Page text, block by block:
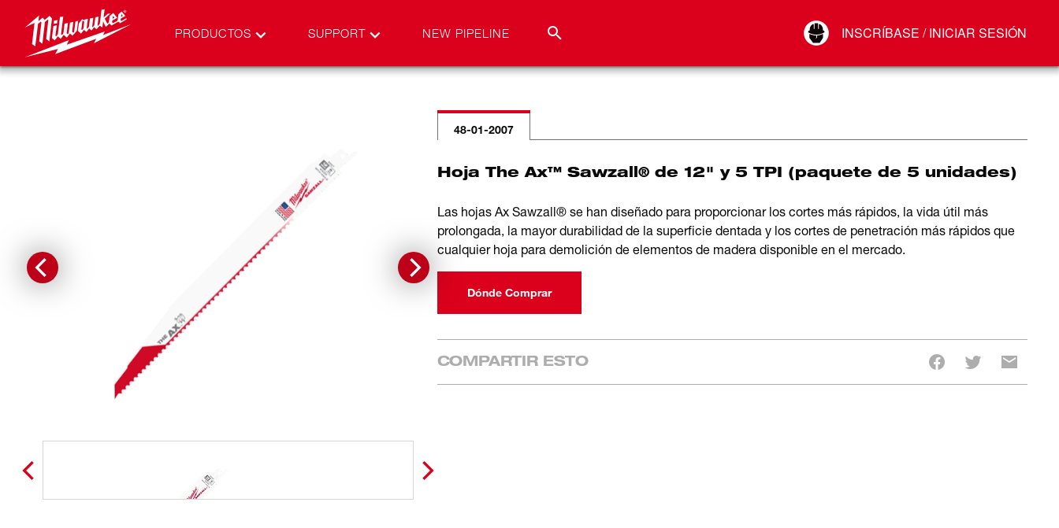
PRODUCTOS SUPPORT NEW PIPELINE INSCRÍBASE / INICIAR SESIÓN
Conectar
48-01-2007
Hoja The Ax™ Sawzall® de 12" y 5 TPI (paquete de 5 unidades)
Las hojas Ax Sawzall® se han diseñado para proporcionar los cortes más rápidos, la vida útil más
prolongada, la mayor durabilidad de la superficie dentada y los cortes de penetración más rápidos que
cualquier hoja para demolición de elementos de madera disponible en el mercado.
Dónde Comprar
COMPARTIR ESTO